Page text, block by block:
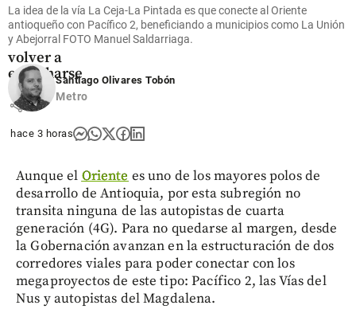
Estados
Alterados
decide
volver a
escucharse
share
La idea de la vía La Ceja-La Pintada es que conecte al Oriente
antioqueño con Pacífico 2, beneficiando a municipios como La Unión
y Abejorral FOTO Manuel Saldarriaga.
Santiago Olivares Tobón
Metro
hace 3 horas
Aunque el Oriente es uno de los mayores polos de
desarrollo de Antioquia, por esta subregión no
transita ninguna de las autopistas de cuarta
generación (4G). Para no quedarse al margen, desde
la Gobernación avanzan en la estructuración de dos
corredores viales para poder conectar con los
megaproyectos de este tipo: Pacífico 2, las Vías del
Nus y autopistas del Magdalena.